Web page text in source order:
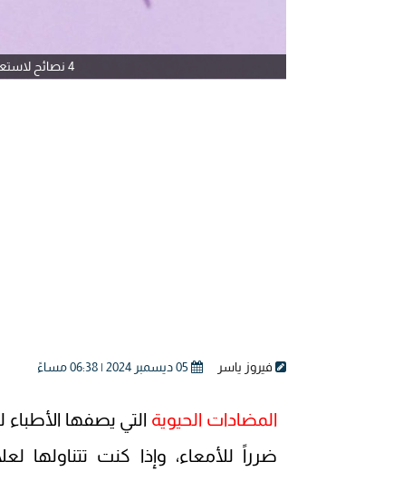
4 نصائح لاستعادة صحة الأمعاء بعد تناول المضادات الحيوية
فيروز ياسر 05 ديسمبر 2024 | 06:38 مساءً
المضادات الحيوية التي يصفها
ضرراً للأمعاء، وإذا كنت تتناولها